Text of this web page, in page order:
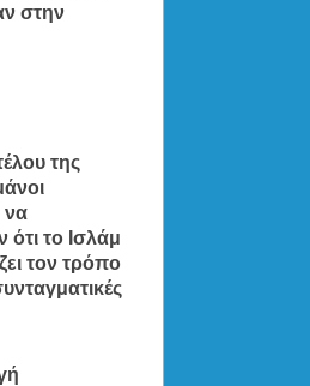
στην
της
να
ότι το Ισλάμ
τον τρόπο